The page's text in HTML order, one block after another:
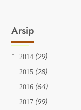
Arsip
2014 (29)
2015 (28)
2016 (64)
2017 (99)